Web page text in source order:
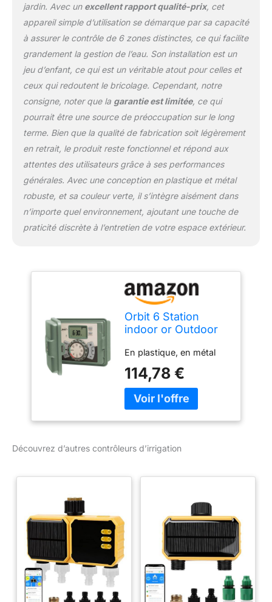
jardin. Avec un excellent rapport qualité-prix, cet
appareil simple d’utilisation se démarque par sa capacité
à assurer le contrôle de 6 zones distinctes, ce qui facilite
grandement la gestion de l’eau. Son installation est un
jeu d’enfant, ce qui est un véritable atout pour celles et
ceux qui redoutent le bricolage. Cependant, notre
consigne, noter que la garantie est limitée, ce qui
pourrait être une source de préoccupation sur le long
terme. Bien que la qualité de fabrication soit légèrement
en retrait, le produit reste fonctionnel et répond aux
attentes des utilisateurs grâce à ses performances
générales. Avec une conception en plastique et métal
robuste, et sa couleur verte, il s’intègre aisément dans
n’importe quel environnement, ajoutant une touche de
praticité discrète à l’entretien de votre espace extérieur.
Orbit 6 Station
indoor or Outdoor
Tri-Lingual
En plastique, en métal
114,78 €
Découvrez d’autres contrôleurs d’irrigation